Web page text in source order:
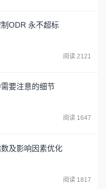
ODR 永不超标
阅读 2121
要注意的细节
阅读 1647
及影响因素优化
阅读 1817